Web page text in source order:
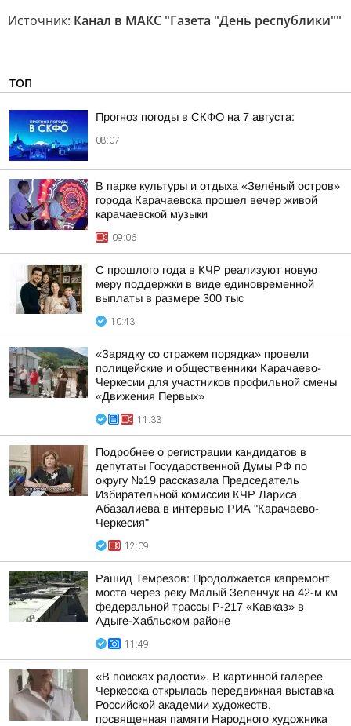
Источник: Канал в МАКС "Газета "День республики""
ТОП
Прогноз погоды в СКФО на 7 августа:
08:07
В парке культуры и отдыха «Зелёный остров»
города Карачаевска прошел вечер живой
карачаевской музыки
09:06
С прошлого года в КЧР реализуют новую
меру поддержки в виде единовременной
выплаты в размере 300 тыс
10:43
«Зарядку со стражем порядка» провели
полицейские и общественники Карачаево-
Черкесии для участников профильной смены
«Движения Первых»
11:33
Подробнее о регистрации кандидатов в
депутаты Государственной Думы РФ по
округу №19 рассказала Председатель
Избирательной комиссии КЧР Лариса
Абазалиева в интервью РИА "Карачаево-
Черкесия"
12:09
Рашид Темрезов: Продолжается капремонт
моста через реку Малый Зеленчук на 42-м км
федеральной трассы Р-217 «Кавказ» в
Адыге-Хабльском районе
11:49
«В поисках радости». В картинной галерее
Черкесска открылась передвижная выставка
Российской академии художеств,
посвященная памяти Народного художника